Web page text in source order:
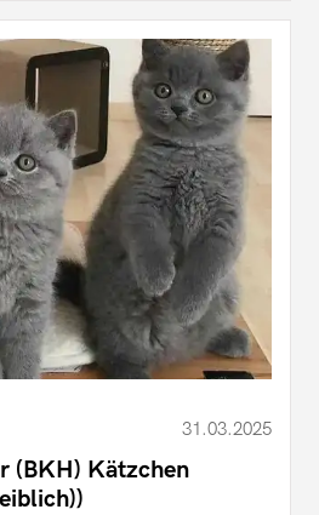
31.03.2025
(BKH) Kätzchen